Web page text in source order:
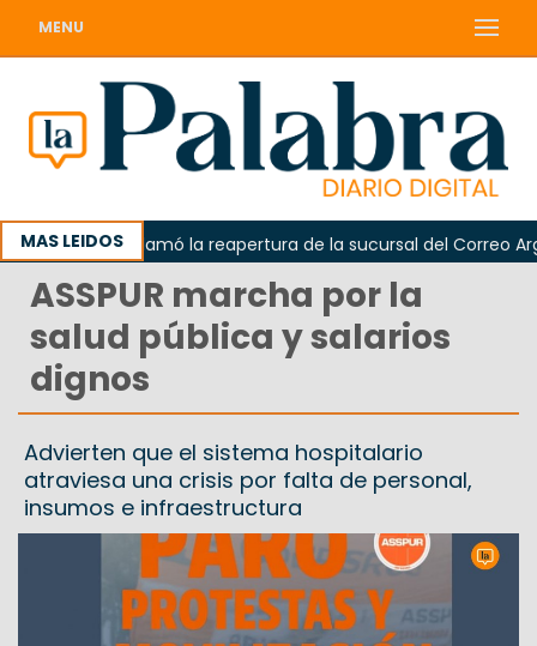
MENU
MAS LEIDOS
Odarda reclamó la reapertura de la sucursal del Correo
ASSPUR marcha por la
salud pública y salarios
dignos
Advierten que el sistema hospitalario
atraviesa una crisis por falta de personal,
insumos e infraestructura